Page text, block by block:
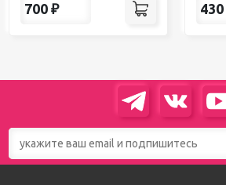
700 ₽ 430